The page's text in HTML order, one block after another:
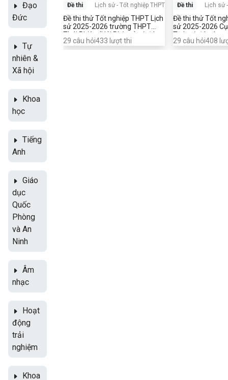
Đạo
Đức
Tự
nhiên &
Xã hội
Khoa
học
Tiếng
Anh
Giáo
dục
Quốc
Phòng
và An
Ninh
Âm
nhạc
Hoạt
động
trải
nghiệm
Khoa
Đề thi Lịch sử- Tốt nghiệp THPT
Đề thi thử Tốt nghiệp THPT Lịch
sử 2025-2026 trường THPT
Thái Phiên (Hải Phòng) có đáp
án
29 câu hỏi433 lượt thi
Đề thi Lịch sử
Đề thi thử Tốt
sử 2025-2026
Tĩnh có đáp án
29 câu hỏi408